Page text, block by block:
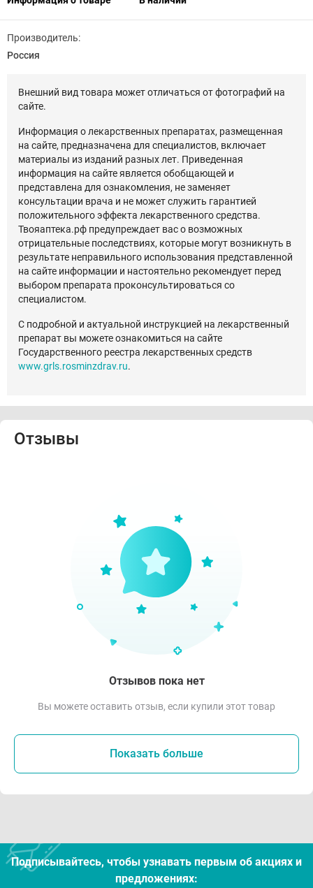
Производитель:
Россия
Внешний вид товара может отличаться от фотографий на
сайте.
Информация о лекарственных препаратах, размещенная
на сайте, предназначена для специалистов, включает
материалы из изданий разных лет. Приведенная
информация на сайте является обобщающей и
представлена для ознакомления, не заменяет
консультации врача и не может служить гарантией
положительного эффекта лекарственного средства.
Твояаптека.рф предупреждает вас о возможных
отрицательные последствиях, которые могут возникнуть в
результате неправильного использования представленной
на сайте информации и настоятельно рекомендует перед
выбором препарата проконсультироваться со
специалистом.
С подробной и актуальной инструкцией на лекарственный
препарат вы можете ознакомиться на сайте
Государственного реестра лекарственных средств
www.grls.rosminzdrav.ru.
Отзывы
Отзывов пока нет
Вы можете оставить отзыв, если купили этот товар
Показать больше
Подписывайтесь, чтобы узнавать первым об акцияx и
предложениях: